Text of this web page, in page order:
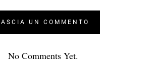
No Comments Yet.